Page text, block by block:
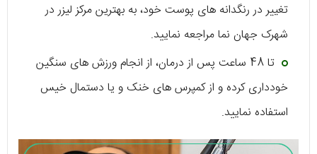
تغییر در رنگدانه‌ های پوست خود، به بهترین مرکز لیزر در
شهرک جهان نما مراجعه نمایید.
تا 48 ساعت پس از درمان، از انجام ورزش ‌های سنگین
خودداری کرده و از کمپرس ‌های خنک و یا دستمال خیس
استفاده نمایید.